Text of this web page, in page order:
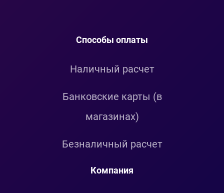
Способы оплаты
Наличный расчет
Банковские карты (в
магазинах)
Безналичный расчет
Компания